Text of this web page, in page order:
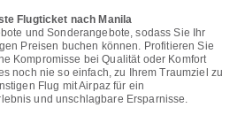
Flugticket nach Manila
und Sonderangebote, sodass Sie Ihr
Preisen buchen können. Profitieren Sie
Kompromisse bei Qualität oder Komfort
noch nie so einfach, zu Ihrem Traumziel zu
Flug mit Airpaz für ein
und unschlagbare Ersparnisse.